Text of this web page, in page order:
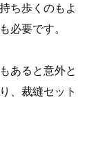
ち歩くのもよ
必要です。
あると意外と
、裁縫セット